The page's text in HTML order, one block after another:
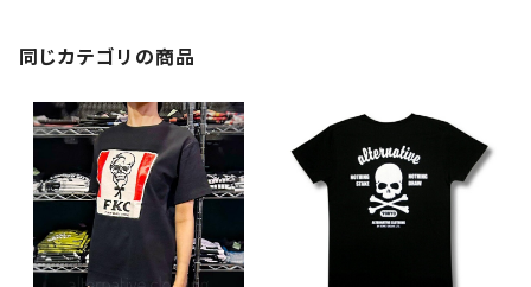
同じカテゴリの商品